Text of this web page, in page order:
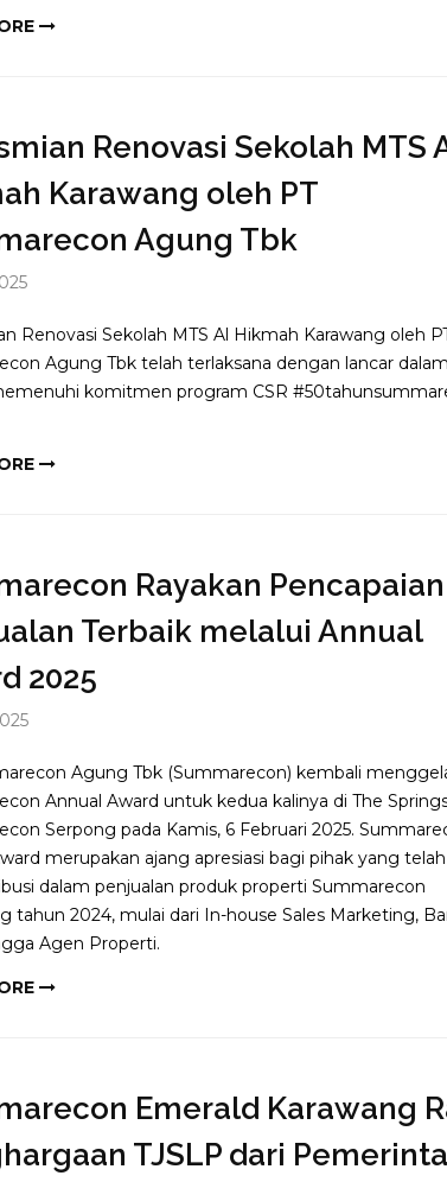
Renovasi Sekolah MTS
Karawang oleh PT
Agung Tbk
Renovasi Sekolah MTS Al Hikmah Karawang oleh
Agung Tbk telah terlaksana dengan lancar dalam
komitmen program CSR
Rayakan Pencapaian
Terbaik melalui Annual
2025
Agung Tbk (Summarecon) kembali
Annual Award untuk kedua kalinya di The
Serpong pada Kamis, 6 Februari 2025.
merupakan ajang apresiasi bagi pihak yang telah
dalam penjualan produk properti Summarecon
tahun 2024, mulai dari In-house Sales Marketing,
Agen Properti.
Emerald Karawang
TJSLP dari